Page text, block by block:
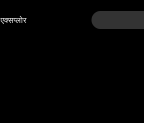
एक्सप्लोर